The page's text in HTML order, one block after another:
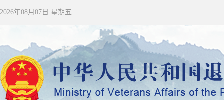
2026年08月07日 星期五